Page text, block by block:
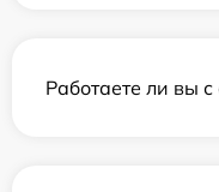
Работаете ли вы